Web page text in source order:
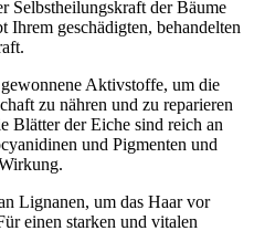
Selbstheilungskraft der Bäume
geschädigten, behandelten
Aktivstoffe, um die
zu nähren und zu reparieren
Blätter der Eiche sind reich an
und Pigmenten und
Lignanen, um das Haar vor
einen starken und vitalen